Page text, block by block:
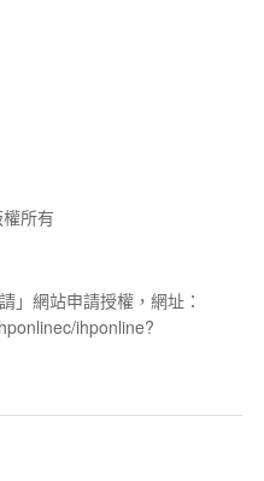
所有
」網站申請授權，網址：
ihponline?